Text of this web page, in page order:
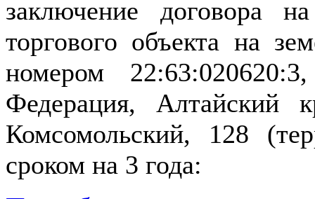
заключение договора
торгового объекта на
номером
Федерация, Алтайский
Комсомольский, 128
сроком на 3 года: